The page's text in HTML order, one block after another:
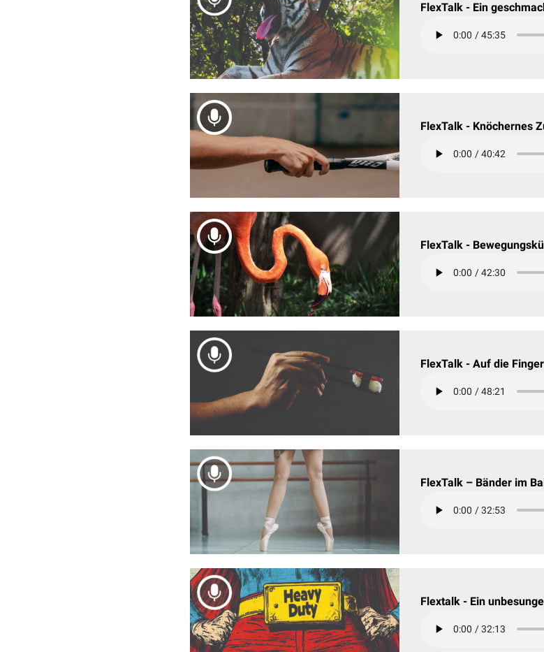
FlexTalk - Ein
FlexTalk - Knöchernes
FlexTalk -
FlexTalk - Auf die
FlexTalk – Bänder im
Flextalk - Ein